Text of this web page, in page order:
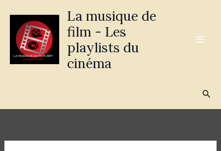
contenu
La musique de
film - Les
playlists du
cinéma